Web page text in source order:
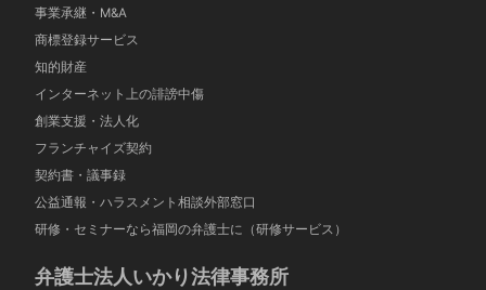
事業承継・M&A
商標登録サービス
知的財産
インターネット上の誹謗中傷
創業支援・法人化
フランチャイズ契約
契約書・議事録
公益通報・ハラスメント相談外部窓口
研修・セミナーなら福岡の弁護士に（研修サービス）
弁護士法人いかり法律事務所